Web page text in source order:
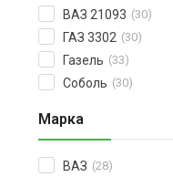
ВАЗ 21093 (30)
ГАЗ 3302 (30)
Газель (33)
Соболь (30)
Марка
ВАЗ (28)